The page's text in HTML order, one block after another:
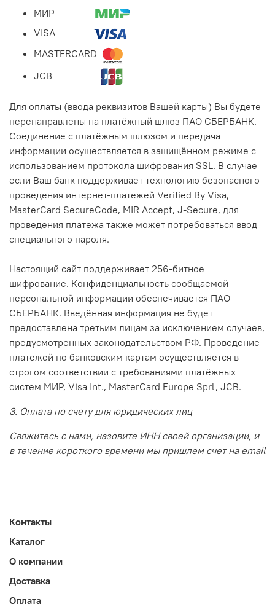
МИР
VISA
MASTERCARD
JCB
Для оплаты (ввода реквизитов Вашей карты) Вы будете
перенаправлены на платёжный шлюз ПАО СБЕРБАНК.
Соединение с платёжным шлюзом и передача
информации осуществляется в защищённом режиме с
использованием протокола шифрования SSL. В случае
если Ваш банк поддерживает технологию безопасного
проведения интернет-платежей Verified By Visa,
MasterCard SecureCode, MIR Accept, J-Secure, для
проведения платежа также может потребоваться ввод
специального пароля.
Настоящий сайт поддерживает 256-битное
шифрование. Конфиденциальность сообщаемой
персональной информации обеспечивается ПАО
СБЕРБАНК. Введённая информация не будет
предоставлена третьим лицам за исключением случаев,
предусмотренных законодательством РФ. Проведение
платежей по банковским картам осуществляется в
строгом соответствии с требованиями платёжных
систем МИР, Visa Int., MasterCard Europe Sprl, JCB.
3. Оплата по счету для юридических лиц
Свяжитесь с нами, назовите ИНН своей организации, и
в течение короткого времени мы пришлем счет на email
Контакты
Каталог
О компании
Доставка
Оплата